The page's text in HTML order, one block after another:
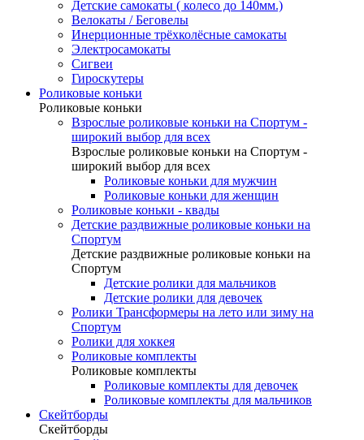
Детские самокаты ( колесо до 140мм.)
Велокаты / Беговелы
Инерционные трёхколёсные самокаты
Электросамокаты
Сигвеи
Гироскутеры
Роликовые коньки
Роликовые коньки
Взрослые роликовые коньки на Спортум -
широкий выбор для всех
Взрослые роликовые коньки на Спортум -
широкий выбор для всех
Роликовые коньки для мужчин
Роликовые коньки для женщин
Роликовые коньки - квады
Детские раздвижные роликовые коньки на
Спортум
Детские раздвижные роликовые коньки на
Спортум
Детские ролики для мальчиков
Детские ролики для девочек
Ролики Трансформеры на лето или зиму на
Спортум
Ролики для хоккея
Роликовые комплекты
Роликовые комплекты
Роликовые комплекты для девочек
Роликовые комплекты для мальчиков
Скейтборды
Скейтборды